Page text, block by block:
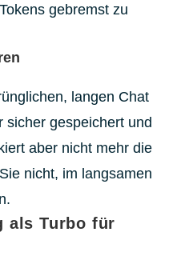
gebremst zu
langen Chat
sicher gespeichert und
aber nicht mehr die
nicht, im langsamen
als Turbo für